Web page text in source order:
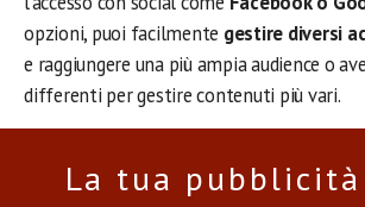
opzioni, puoi facilmente gestire diversi
e raggiungere una più ampia audience o
differenti per gestire contenuti più vari.
La tua pubblicità